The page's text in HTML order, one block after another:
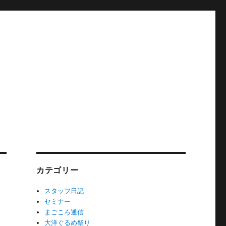
カテゴリー
スタッフ日記
セミナー
まごころ通信
大洋ぐるめ祭り